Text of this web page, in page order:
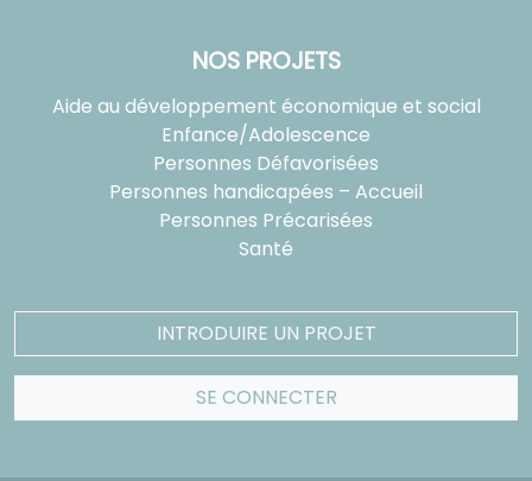
NOS PROJETS
Aide au développement économique et social
Enfance/Adolescence
Personnes Défavorisées
Personnes handicapées – Accueil
Personnes Précarisées
Santé
INTRODUIRE UN PROJET
SE CONNECTER